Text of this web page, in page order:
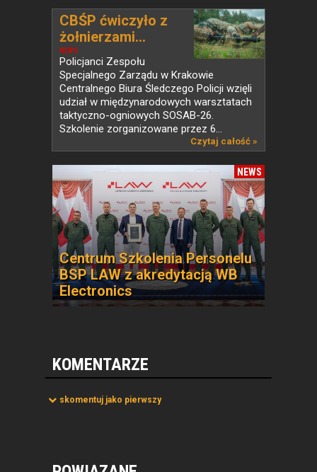
NEWS
CBŚP ćwiczyło z
żołnierzami...
Policjanci Zespołu
Specjalnego Zarządu w Krakowie
Centralnego Biura Śledczego Policji wzięli
udział w międzynarodowych warsztatach
taktyczno-ogniowych SOSAB-26.
Szkolenie zorganizowane przez 6...
Czytaj całość »
NEWS
Centrum Szkolenia Personelu
BSP LAW z akredytacją WB
Electronics
KOMENTARZE
skomentuj jako pierwszy